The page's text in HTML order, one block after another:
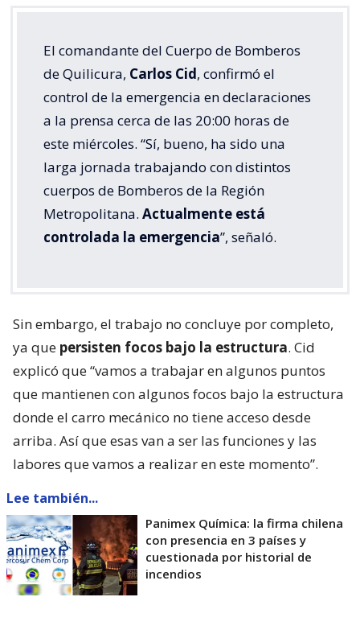
El comandante del Cuerpo de Bomberos
de Quilicura, Carlos Cid, confirmó el
control de la emergencia en declaraciones
a la prensa cerca de las 20:00 horas de
este miércoles. “Sí, bueno, ha sido una
larga jornada trabajando con distintos
cuerpos de Bomberos de la Región
Metropolitana. Actualmente está
controlada la emergencia”, señaló.
Sin embargo, el trabajo no concluye por completo,
ya que persisten focos bajo la estructura. Cid
explicó que “vamos a trabajar en algunos puntos
que mantienen con algunos focos bajo la estructura
donde el carro mecánico no tiene acceso desde
arriba. Así que esas van a ser las funciones y las
labores que vamos a realizar en este momento”.
Lee también...
Panimex Química: la firma chilena
con presencia en 3 países y
cuestionada por historial de
incendios